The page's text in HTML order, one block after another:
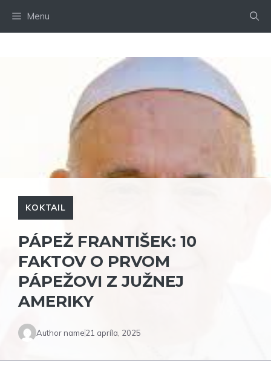
Menu
KOKTAIL
PÁPEŽ FRANTIŠEK: 10
FAKTOV O PRVOM
PÁPEŽOVI Z JUŽNEJ
AMERIKY
Author name21 apríla, 2025